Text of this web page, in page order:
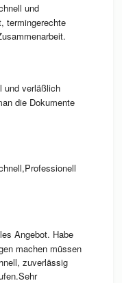
und
termingerechte
und verläßlich
die Dokumente
Angebot. Habe
machen müssen
zuverlässig